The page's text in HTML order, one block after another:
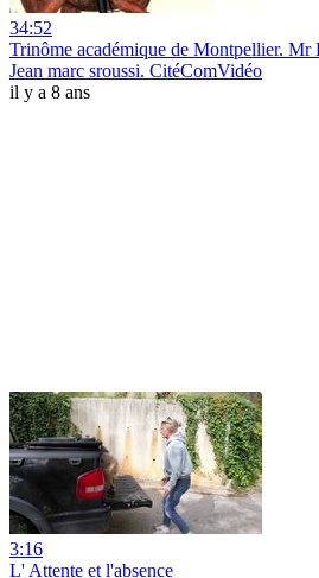
34:52
Trinôme académique de Montpellier. Mr
Jean marc sroussi. CitéComVidéo
il y a 8 ans
3:16
L' Attente et l'absence